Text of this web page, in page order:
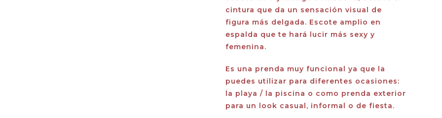
cintura que da un sensación visual de
figura más delgada. Escote amplio en
espalda que te hará lucir más sexy y
femenina.
Es una prenda muy funcional ya que la
puedes utilizar para diferentes ocasiones:
la playa / la piscina o como prenda exterior
para un look casual, informal o de fiesta.